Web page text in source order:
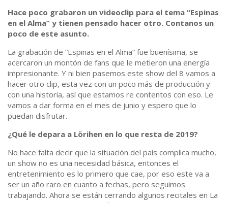
Hace poco grabaron un videoclip para el tema “Espinas
en el Alma” y tienen pensado hacer otro. Contanos un
poco de este asunto.
La grabación de “Espinas en el Alma” fue buenísima, se
acercaron un montón de fans que le metieron una energía
impresionante. Y ni bien pasemos este show del 8 vamos a
hacer otro clip, esta vez con un poco más de producción y
con una historia, así que estamos re contentos con eso. Le
vamos a dar forma en el mes de junio y espero que lo
puedan disfrutar.
¿Qué le depara a Lörihen en lo que resta de 2019?
No hace falta decir que la situación del país complica mucho,
un show no es una necesidad básica, entonces el
entretenimiento es lo primero que cae, por eso este va a
ser un año raro en cuanto a fechas, pero seguimos
trabajando. Ahora se están cerrando algunos recitales en La